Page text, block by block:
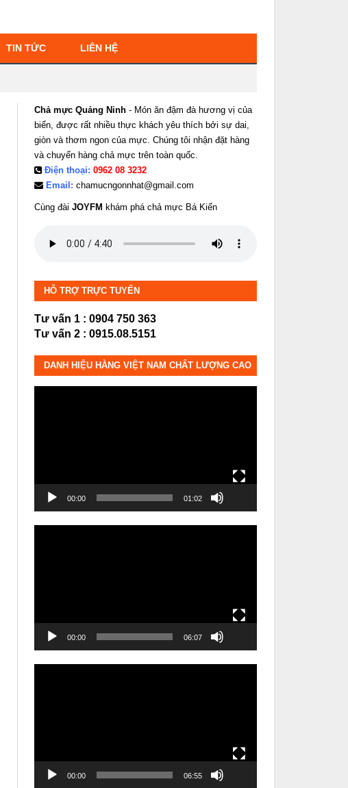
TIN TỨC LIÊN HỆ
Chả mực Quảng Ninh - Món ăn đậm đà hương vị của
biển, được rất nhiều thực khách yêu thích bởi sự dai,
giòn và thơm ngon của mực. Chúng tôi nhận đặt hàng
và chuyển hàng chả mực trên toàn quốc.
Điện thoại: 0962 08 3232
Email: chamucngonnhat@gmail.com
Cùng đài JOYFM khám phá chả mực Bá Kiến
HỖ TRỢ TRỰC TUYẾN
Tư vấn 1 : 0904 750 363
Tư vấn 2 : 0915.08.5151
DANH HIỆU HÀNG VIỆT NAM CHẤT LƯỢNG CAO
00:00 01:02
00:00 06:07
00:00 06:55